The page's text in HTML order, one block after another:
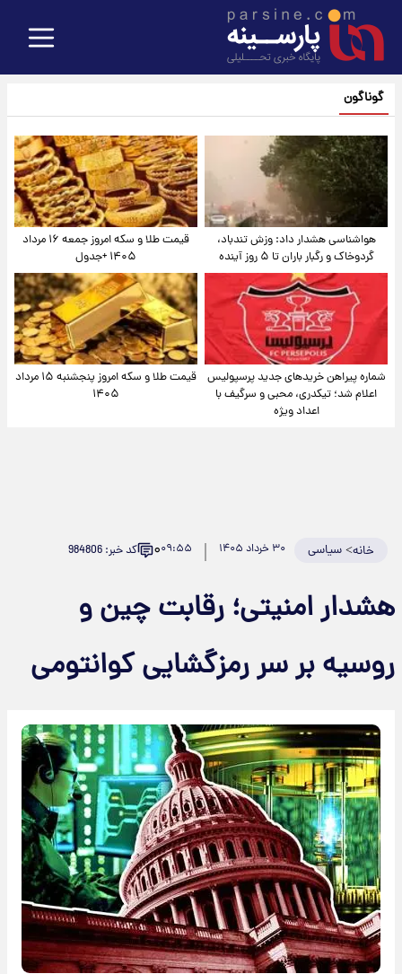
گوناگون
هواشناسی هشدار داد: وزش تندباد،
گردوخاک و رگبار باران تا ۵ روز آینده
قیمت طلا و سکه امروز جمعه ۱۶ مرداد
۱۴۰۵ +جدول
شماره پیراهن خریدهای جدید پرسپولیس
اعلام شد؛ تیکدری، محبی و سرگیف با
اعداد ویژه
قیمت طلا و سکه امروز پنجشنبه ۱۵ مرداد
۱۴۰۵
خانه>سیاسی ۳۰ خرداد ۱۴۰۵ ۰۹:۵۵۰ کد خبر: 984806
هشدار امنیتی؛ رقابت چین و
روسیه بر سر رمزگشایی کوانتومی